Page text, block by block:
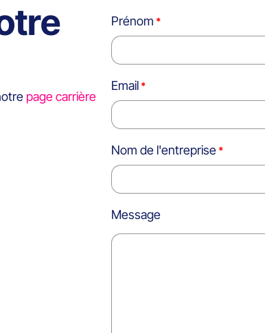
page carrière
Prénom
Email
Nom de l'entreprise
Message